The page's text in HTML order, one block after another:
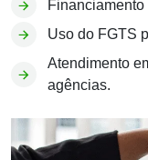
Uso do FGTS
Atendimento
agências.